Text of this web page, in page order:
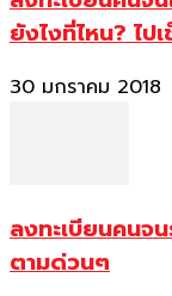
ยังไงที่ไหน? ไป
30 มกราคม 2018
ลงทะเบียนคนจ
ตามด่วนๆ